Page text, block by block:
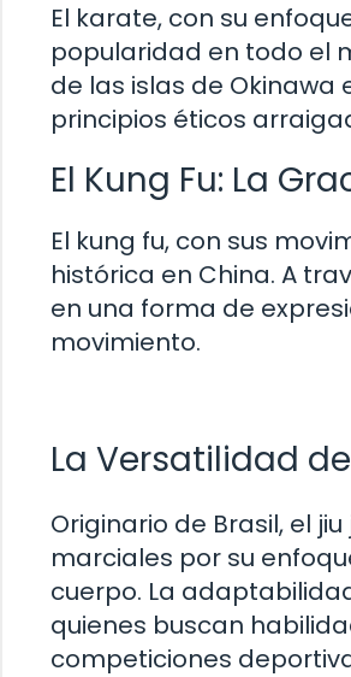
El karate, con su
popularidad en todo el
de las islas de
principios éticos
El Kung Fu: La
El kung fu, con sus
histórica en China. A
en una forma de
movimiento.
La Versatilidad
Originario de Brasil, el
marciales por su
cuerpo. La
quienes buscan
competiciones